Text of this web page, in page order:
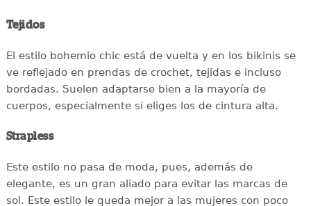
Tejidos
El estilo bohemio chic está de vuelta y en los bikinis se
ve reflejado en prendas de crochet, tejidas e incluso
bordadas. Suelen adaptarse bien a la mayoría de
cuerpos, especialmente si eliges los de cintura alta.
Strapless
Este estilo no pasa de moda, pues, además de
elegante, es un gran aliado para evitar las marcas de
sol. Este estilo le queda mejor a las mujeres con poco